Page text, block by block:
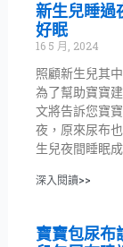
新生兒睡過
好眠
16 5 月, 2024
照顧新生兒其
為了幫助寶寶
文將告訴您寶
夜，原來尿布
生兒夜間睡眠
深入閱讀>>
寶寶包尿布